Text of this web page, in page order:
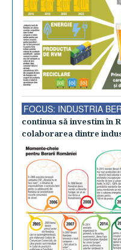
FOCUS: INDUSTRIA
continua să investim în
colaborarea dintre